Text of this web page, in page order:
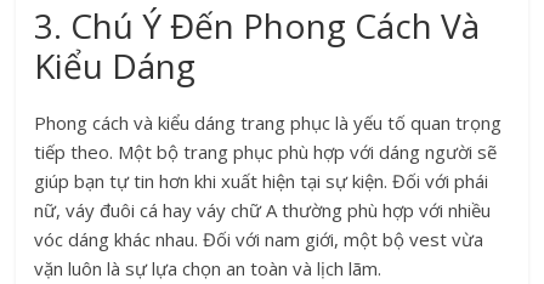
3. Chú Ý Đến Phong Cách Và
Kiểu Dáng
Phong cách và kiểu dáng trang phục là yếu tố quan trọng
tiếp theo. Một bộ trang phục phù hợp với dáng người sẽ
giúp bạn tự tin hơn khi xuất hiện tại sự kiện. Đối với phái
nữ, váy đuôi cá hay váy chữ A thường phù hợp với nhiều
vóc dáng khác nhau. Đối với nam giới, một bộ vest vừa
vặn luôn là sự lựa chọn an toàn và lịch lãm.